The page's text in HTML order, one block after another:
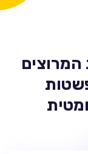
המרוצים